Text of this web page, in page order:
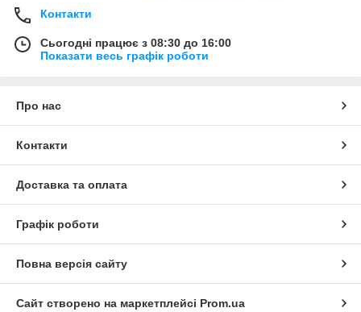
Контакти
Сьогодні працює з 08:30 до 16:00
Показати весь графік роботи
Про нас
Контакти
Доставка та оплата
Графік роботи
Повна версія сайту
Сайт створено на маркетплейсі Prom.ua